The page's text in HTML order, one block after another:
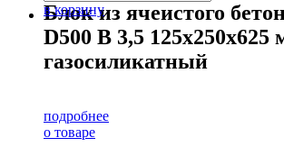
в корзину
Блок из ячеистого
D500 В 3,5 125х250х625
газосиликатный
подробнее
о товаре